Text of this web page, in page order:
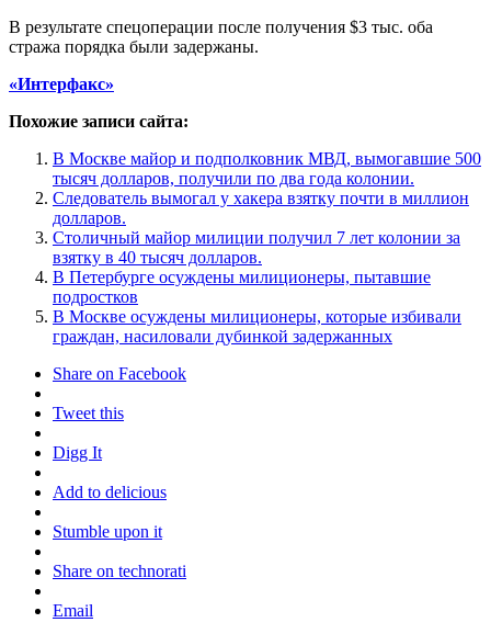
В результате спецоперации после получения $3 тыс. оба
стража порядка были задержаны.
«Интерфакс»
Похожие записи сайта:
В Москве майор и подполковник МВД, вымогавшие 500
тысяч долларов, получили по два года колонии.
Следователь вымогал у хакера взятку почти в миллион
долларов.
Столичный майор милиции получил 7 лет колонии за
взятку в 40 тысяч долларов.
В Петербурге осуждены милиционеры, пытавшие
подростков
В Москве осуждены милиционеры, которые избивали
граждан, насиловали дубинкой задержанных
Share on Facebook
Tweet this
Digg It
Add to delicious
Stumble upon it
Share on technorati
Email